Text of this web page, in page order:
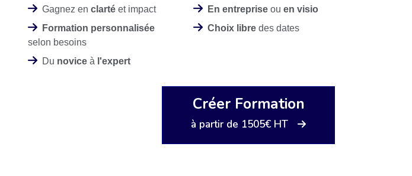
Gagnez en clarté et impact En entreprise ou en visio
Formation personnalisée
selon besoins
Choix libre des dates
Du novice à l'expert
Créer Formation
à partir de 1505€ HT